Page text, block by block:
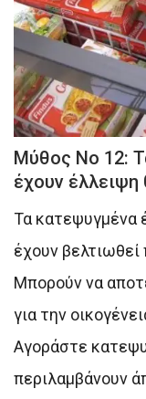
Μύθος Νο 12:
έχουν
Τα κατεψυγμένα
έχουν βελτιωθεί
Μπορούν να
για την
Αγοράστε
περιλαμβάνουν